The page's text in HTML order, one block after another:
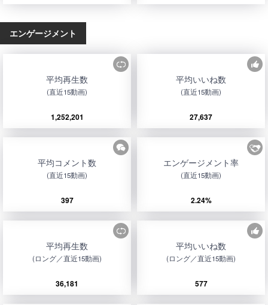
エンゲージメント
平均再生数
(直近15動画)
1,252,201
平均いいね数
(直近15動画)
27,637
平均コメント数
(直近15動画)
397
エンゲージメント率
(直近15動画)
2.24%
平均再生数
(ロング／直近15動画)
36,181
平均いいね数
(ロング／直近15動画)
577